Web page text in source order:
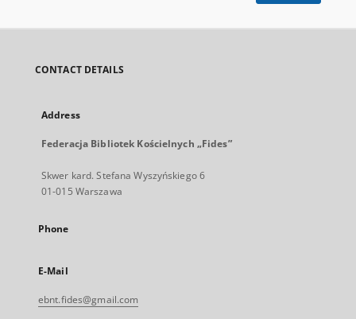
CONTACT DETAILS
Address
Federacja Bibliotek Kościelnych „Fides”
Skwer kard. Stefana Wyszyńskiego 6
01-015 Warszawa
Phone
E-Mail
ebnt.fides@gmail.com